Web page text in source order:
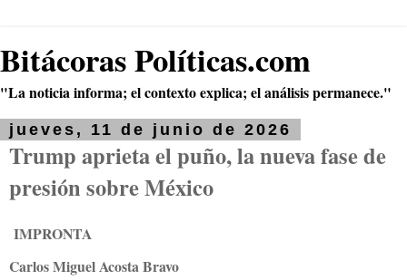
Bitácoras Políticas.com
"La noticia informa; el contexto explica; el análisis permanece."
jueves, 11 de junio de 2026
Trump aprieta el puño, la nueva fase de
presión sobre México
IMPRONTA
Carlos Miguel Acosta Bravo